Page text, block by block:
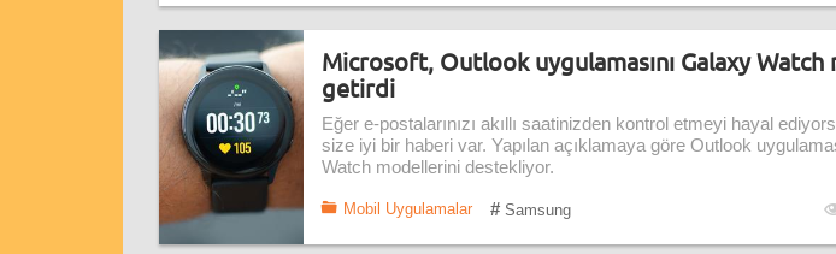
Microsoft, Outlook uygulamasını Galaxy
getirdi
Eğer e-postalarınızı akıllı saatinizden kontrol etmeyi hayal
size iyi bir haberi var. Yapılan açıklamaya göre Outlook
Watch modellerini destekliyor.
Mobil Uygulamalar # Samsung